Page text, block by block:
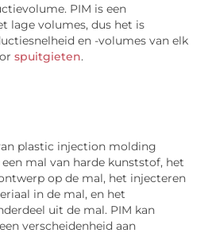
PIM is een
lage volumes, dus het is
en -volumes van elk
spuitgieten.
plastic injection molding
mal van harde kunststof, het
op de mal, het injecteren
in de mal, en het
uit de mal. PIM kan
verscheidenheid aan